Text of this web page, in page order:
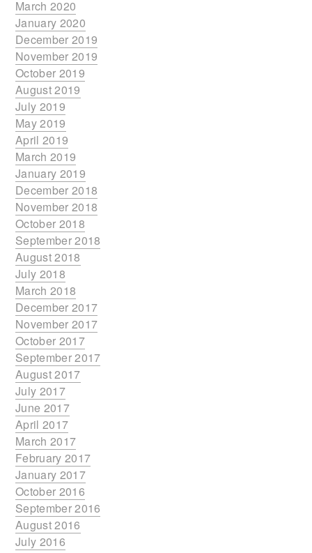
March 2020
January 2020
December 2019
November 2019
October 2019
August 2019
July 2019
May 2019
April 2019
March 2019
January 2019
December 2018
November 2018
October 2018
September 2018
August 2018
July 2018
March 2018
December 2017
November 2017
October 2017
September 2017
August 2017
July 2017
June 2017
April 2017
March 2017
February 2017
January 2017
October 2016
September 2016
August 2016
July 2016